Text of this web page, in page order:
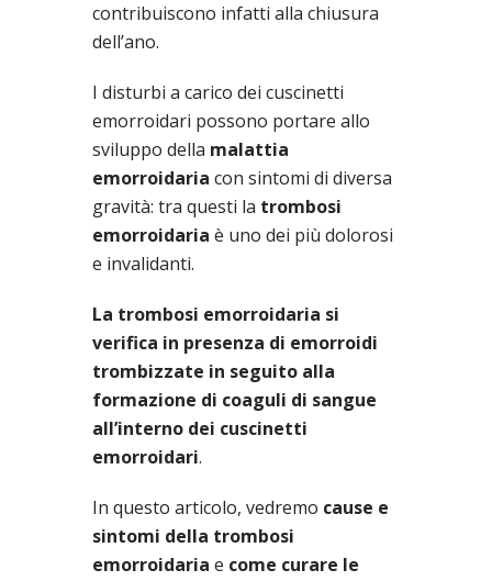
contribuiscono infatti alla chiusura
dell’ano.
I disturbi a carico dei cuscinetti
emorroidari possono portare allo
sviluppo della malattia
emorroidaria con sintomi di diversa
gravità: tra questi la trombosi
emorroidaria è uno dei più dolorosi
e invalidanti.
La trombosi emorroidaria si
verifica in presenza di emorroidi
trombizzate in seguito alla
formazione di coaguli di sangue
all’interno dei cuscinetti
emorroidari.
In questo articolo, vedremo cause e
sintomi della trombosi
emorroidaria e come curare le